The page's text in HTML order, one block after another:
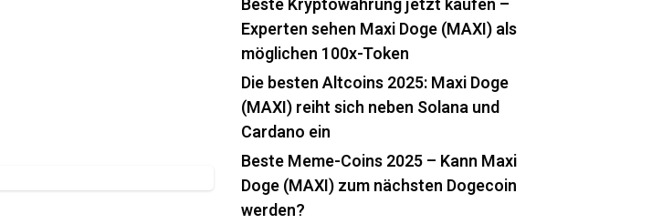
Beste Kryptowährung jetzt kaufen –
Experten sehen Maxi Doge (MAXI) als
möglichen 100x-Token
Die besten Altcoins 2025: Maxi Doge
(MAXI) reiht sich neben Solana und
Cardano ein
Beste Meme-Coins 2025 – Kann Maxi
Doge (MAXI) zum nächsten Dogecoin
werden?